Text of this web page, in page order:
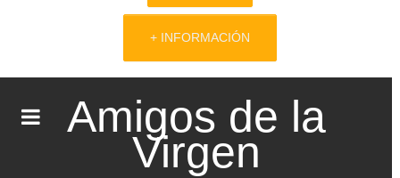
+ INFORMACIÓN
Amigos de la
Virgen